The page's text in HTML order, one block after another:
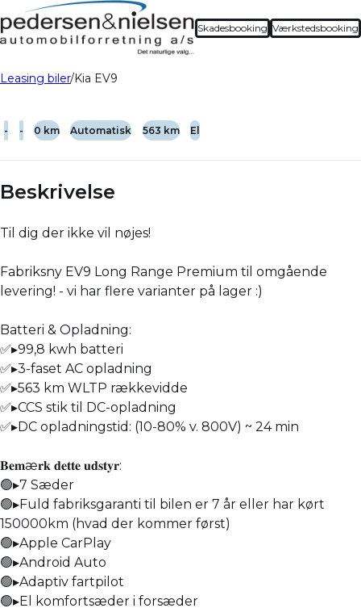
Skadesbooking Værkstedsbooking
Leasing biler Kia EV9
- - 0 km Automatisk 563 km El
Beskrivelse
Til dig der ikke vil nøjes!
Fabriksny EV9 Long Range Premium til omgående
levering! - vi har flere varianter på lager :)
Batteri & Opladning:
✅▸99,8 kwh batteri
✅▸3-faset AC opladning
✅▸563 km WLTP rækkevidde
✅▸CCS stik til DC-opladning
✅▸DC opladningstid: (10-80% v. 800V) ~ 24 min
𝐁𝐞𝐦æ𝐫𝐤 𝐝𝐞𝐭𝐭𝐞 𝐮𝐝𝐬𝐭𝐲𝐫:
🟢▸7 Sæder
🟢▸Fuld fabriksgaranti til bilen er 7 år eller har kørt
150000km (hvad der kommer først)
🟢▸Apple CarPlay
🟢▸Android Auto
🟢▸Adaptiv fartpilot
🟢▸El komfortsæder i forsæder